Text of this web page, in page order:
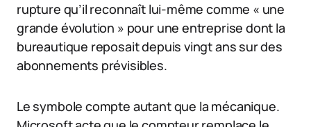
rupture qu’il reconnaît lui-même comme « une
grande évolution » pour une entreprise dont la
bureautique reposait depuis vingt ans sur des
abonnements prévisibles.
Le symbole compte autant que la mécanique.